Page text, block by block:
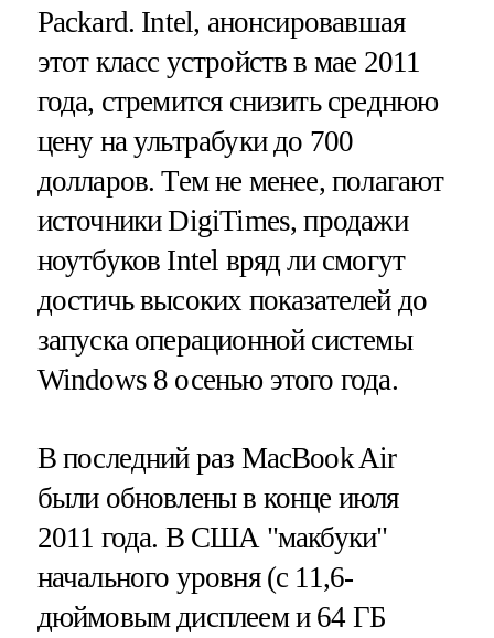
Packard. Intel, анонсировавшая
этот класс устройств в мае 2011
года, стремится снизить среднюю
цену на ультрабуки до 700
долларов. Тем не менее, полагают
источники DigiTimes, продажи
ноутбуков Intel вряд ли смогут
достичь высоких показателей до
запуска операционной системы
Windows 8 осенью этого года.
В последний раз MacBook Air
были обновлены в конце июля
2011 года. В США "макбуки"
начального уровня (с 11,6-
дюймовым дисплеем и 64 ГБ